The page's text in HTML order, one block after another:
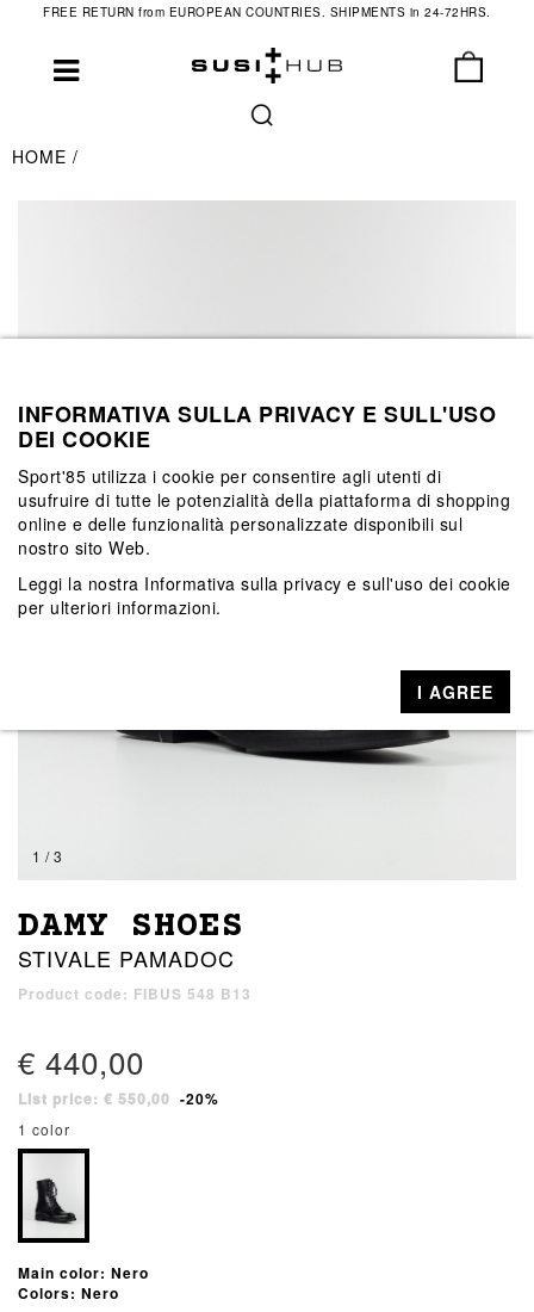
FREE RETURN from EUROPEAN COUNTRIES. SHIPMENTS in 24-72HRS.
HOME
1 / 3
DAMY SHOES
STIVALE PAMADOC
Product code: FIBUS 548 B13
€ 440,00
List price: € 550,00 -20%
1 color
Main color: Nero
Colors: Nero
INFORMATIVA SULLA PRIVACY E SULL'USO
DEI COOKIE
Sport'85 utilizza i cookie per consentire agli utenti di
usufruire di tutte le potenzialità della piattaforma di shopping
online e delle funzionalità personalizzate disponibili sul
nostro sito Web.
Leggi la nostra Informativa sulla privacy e sull'uso dei cookie
per ulteriori informazioni.
I AGREE